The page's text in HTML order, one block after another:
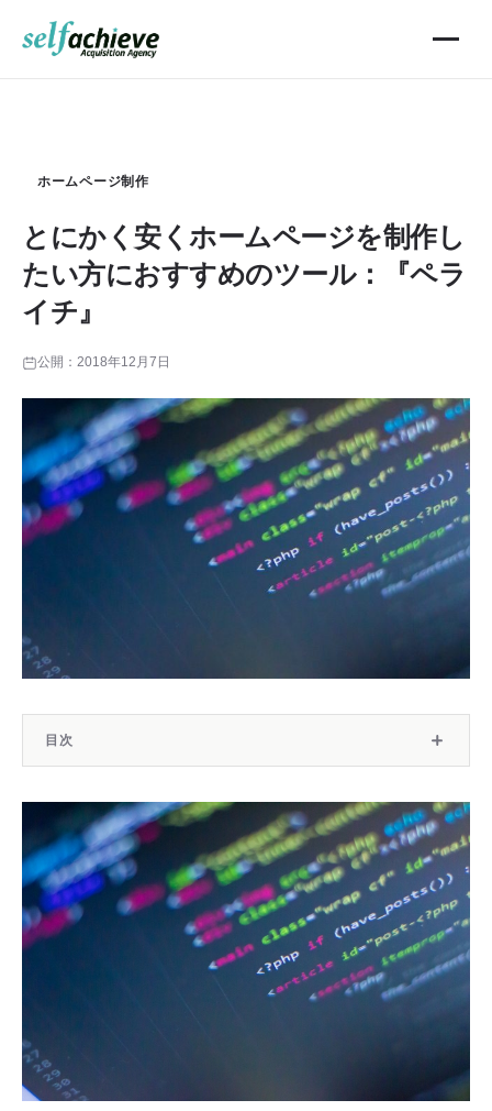
ホームページ制作
とにかく安くホームページを制作し
たい方におすすめのツール：『ペラ
イチ』
公開： 2018年12月7日
目次
ペライチでできること
ペライチの大まかな使い方
背景画像の変更